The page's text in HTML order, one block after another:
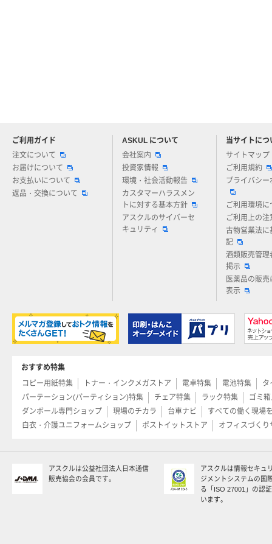
ご利用ガイド
注文について
お届けについて
お支払いについて
返品・交換について
ASKUL について
会社案内
投資家情報
環境・社会活動報告
カスタマーハラスメン
トに対する基本方針
アスクルのサイバーセ
キュリティ
当サイトにつ
サイトマップ
ご利用規約
プライバシー
ご利用環境に
ご利用上の注
古物営業法に
記
酒類販売管理
掲示
医薬品の販売
表示
アスクルについてお気軽にご質問ください
おすすめ特集
コピー用紙特集
トナー・インクメガストア 電卓特集 電池特集
タ
パーテーション(パーティション)特集
チェア特集 ラック特集
ゴミ
ダンボール専門ショップ
現場のチカラ 台車ナビ
すべての働く現場
白衣・介護ユニフォームショップ
ポストイットストア オフィスづくり
アスクルは公益社団法人日本通信
販売協会の会員です。
アスクルは情報セキュ
ジメントシステムの国
る「ISO 27001」の認
います。